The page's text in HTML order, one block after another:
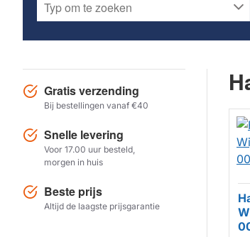
Gratis verzending
Bij bestellingen vanaf €40
Snelle levering
Voor 17.00 uur besteld,
morgen in huis
Beste prijs
Altijd de laagste prijsgarantie